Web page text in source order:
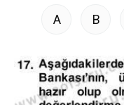
A B